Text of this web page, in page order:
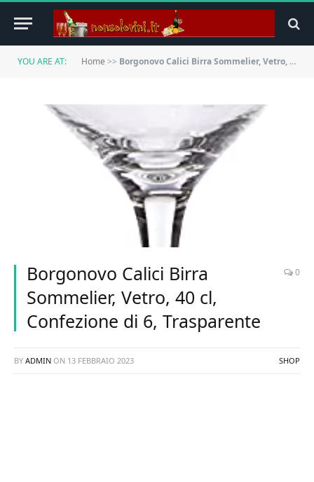
YOU ARE AT: Home >> Borgonovo Calici Birra Sommelier, Vetro, 40 cl, Confezione di 6, Trasparente
Borgonovo Calici Birra
Sommelier, Vetro, 40 cl,
Confezione di 6, Trasparente
0
BY ADMIN ON 13 FEBBRAIO 2023 SHOP